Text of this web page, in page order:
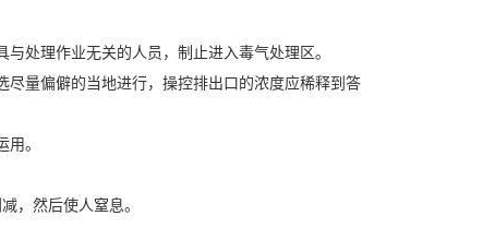
处理作业无关的人员，制止进入毒气处理区。
尽量偏僻的当地进行，操控排出口的浓度应稀释到答
。
，然后使人窒息。